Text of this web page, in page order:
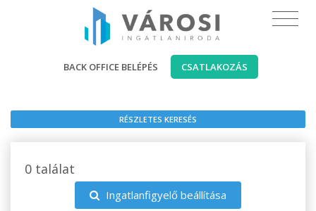
BACK OFFICE BELÉPÉS CSATLAKOZÁS
RÉSZLETES KERESÉS
0 találat
Ingatlanfigyelő beállítása